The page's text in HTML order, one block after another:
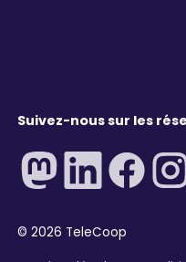
Suivez-nous sur les
©2026 TeleCoop